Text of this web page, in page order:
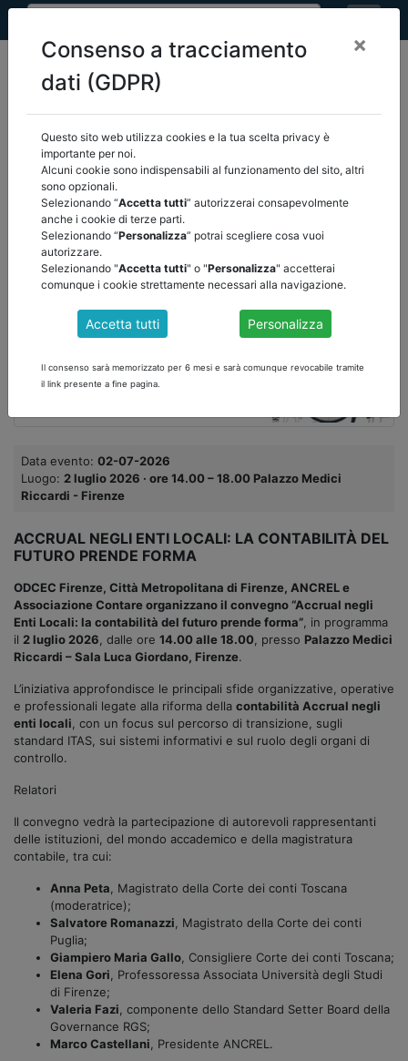
home eventi/torna indietro
EVENTI
Data evento: 02-07-2026
Luogo: 2 luglio 2026 · ore 14.00 – 18.00 Palazzo Medici
Riccardi - Firenze
ACCRUAL NEGLI ENTI LOCALI: LA CONTABILITÀ DEL
FUTURO PRENDE FORMA
ODCEC Firenze, Città Metropolitana di Firenze, ANCREL e
Associazione Contare organizzano il convegno “Accrual negli
Enti Locali: la contabilità del futuro prende forma” , in programma
il 2 luglio 2026 , dalle ore 14.00 alle 18.00 , presso Palazzo Medici
Riccardi – Sala Luca Giordano, Firenze.
L’iniziativa approfondisce le principali sfide organizzative, operative
e professionali legate alla riforma della contabilità Accrual negli
enti locali , con un focus sul percorso di transizione, sugli
standard ITAS, sui sistemi informativi e sul ruolo degli organi di
controllo.
Relatori
Il convegno vedrà la partecipazione di autorevoli rappresentanti
delle istituzioni, del mondo accademico e della magistratura
contabile, tra cui:
Anna Peta , Magistrato della Corte dei conti Toscana
(moderatrice);
Salvatore Romanazzi , Magistrato della Corte dei conti
Puglia;
Giampiero Maria Gallo , Consigliere Corte dei conti Toscana;
Elena Gori , Professoressa Associata Università degli Studi
di Firenze;
Valeria Fazi , componente dello Standard Setter Board della
Governance RGS;
Marco Castellani , Presidente ANCREL.
Consenso a tracciamento
dati (GDPR)
×
Questo sito web utilizza cookies e la tua scelta privacy è
importante per noi.
Alcuni cookie sono indispensabili al funzionamento del sito, altri
sono opzionali.
Selezionando “Accetta tutti” autorizzerai consapevolmente
anche i cookie di terze parti.
Selezionando “Personalizza” potrai scegliere cosa vuoi
autorizzare.
Selezionando "Accetta tutti" o "Personalizza" accetterai
comunque i cookie strettamente necessari alla navigazione.
Accetta tutti Personalizza
Il consenso sarà memorizzato per 6 mesi e sarà comunque revocabile tramite
il link presente a fine pagina.